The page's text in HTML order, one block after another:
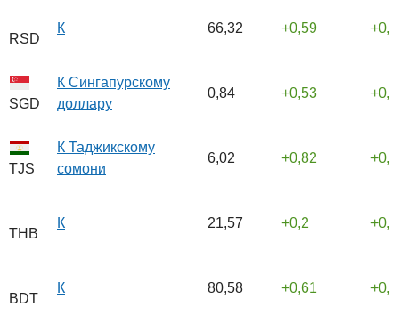
RSD
К 66,32 0,59
SGD
К Сингапурскому
доллару
0,84 0,53
TJS
К Таджикскому
сомони
6,02 0,82
THB
К 21,57 0,2
BDT
К 80,58 0,61